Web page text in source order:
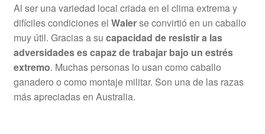
Al ser una variedad local criada en el clima extrema y
difíciles condiciones el Walerse convirtió en un caballo
muy útil. Gracias a su capacidad de resistir a las
adversidades es capaz de trabajar bajo un estrés
extremo. Muchas personas lo usan como caballo
ganadero o como montaje militar. Son una de las razas
más apreciadas en Australia.